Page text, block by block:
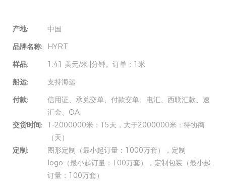
产地:
中国
品牌名称:
HYRT
样品:
1.41 美元/米 |分钟。订单：1米
船运:
支持海运
付款:
信用证、承兑交单、付款交单、电汇、西联汇款、速
汇金、OA
交货时间:
1-2000000米：15天，大于2000000米：待协商
（天）
定制:
图形定制（最小起订量：1000万套），定制
logo（最小起订量：100万套），定制包装（最小起
订量：100万套）